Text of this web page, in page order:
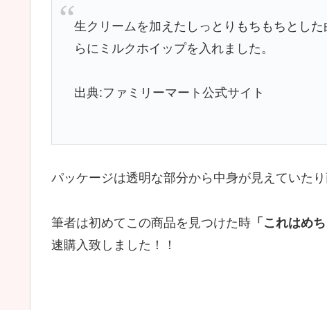
生クリームを加えたしっとりもちもちとし
らにミルクホイップを入れました。
出典:ファミリーマート公式サイト
パッケージは透明な部分から中身が見えていた
筆者は初めてこの商品を見つけた時 「これはめ
速購入致しました！！